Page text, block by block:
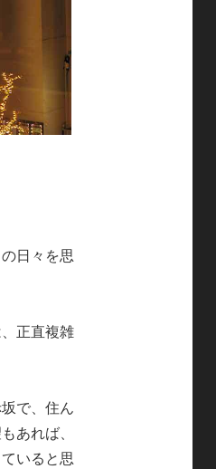
日々を思
正直複雑
で、住ん
あれば、
いると思